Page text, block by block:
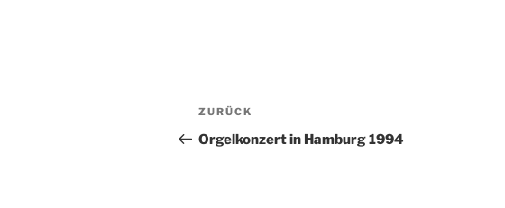
Beitragsnavigation
Vorheriger
Beitrag
ZURÜCK
Orgelkonzert in Hamburg 1994